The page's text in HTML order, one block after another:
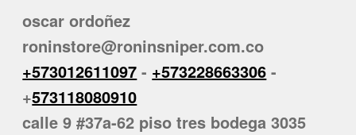
oscar ordoñez
roninstore@roninsniper.com.co
+573012611097 - +573228663306 -
+573118080910
calle 9 #37a-62 piso tres bodega 3035